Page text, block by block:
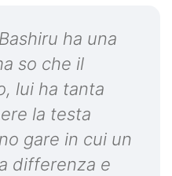
ha una
so che il
lui ha tanta
la testa
gare in cui un
differenza e